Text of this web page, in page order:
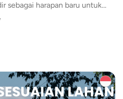
sebagai harapan baru untuk
dan menghidupkan kembali
transportasi umum. Namun,
terus menurun,
hampir menyamai jumlah
apa yang membuat sebagian
akses layanan.